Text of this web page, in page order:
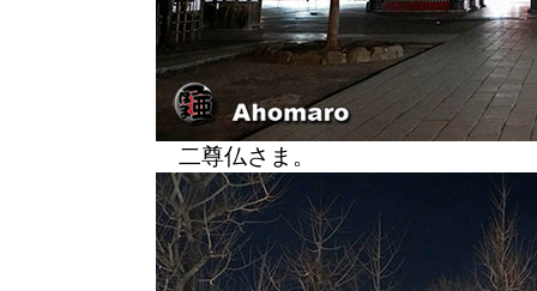
二尊仏さま。